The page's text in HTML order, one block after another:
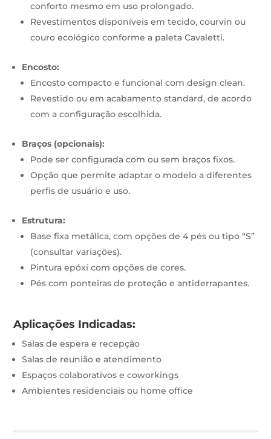
conforto mesmo em uso prolongado.
Revestimentos disponíveis em tecido, courvin ou
couro ecológico conforme a paleta Cavaletti.
Encosto:
Encosto compacto e funcional com design clean.
Revestido ou em acabamento standard, de acordo
com a configuração escolhida.
Braços (opcionais):
Pode ser configurada com ou sem braços fixos.
Opção que permite adaptar o modelo a diferentes
perfis de usuário e uso.
Estrutura:
Base fixa metálica, com opções de 4 pés ou tipo “S”
(consultar variações).
Pintura epóxi com opções de cores.
Pés com ponteiras de proteção e antiderrapantes.
Aplicações Indicadas:
Salas de espera e recepção
Salas de reunião e atendimento
Espaços colaborativos e coworkings
Ambientes residenciais ou home office